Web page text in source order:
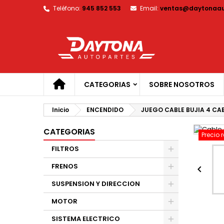
Teléfono: 945 852 553 Email:
CATEGORIAS SOBRE NOSOTROS
Inicio ENCENDIDO JUEGO CABLE BUJIA 4
CATEGORIAS
FILTROS
FRENOS
SUSPENSION Y DIRECCION
MOTOR
SISTEMA ELECTRICO
Precio
